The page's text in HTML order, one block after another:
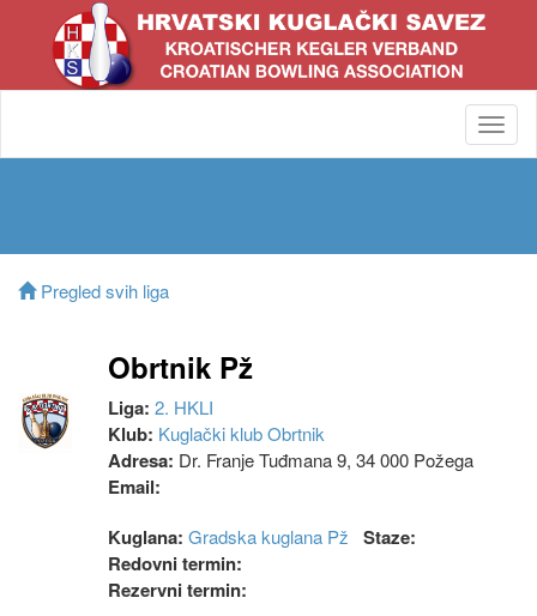
Pregled svih liga
Obrtnik Pž
Liga: 2. HKLI
Klub: Kuglački klub Obrtnik
Adresa: Dr. Franje Tuđmana 9, 34 000 Požega
Email:
Kuglana: Gradska kuglana Pž
Staze:
Redovni termin:
Rezervni termin: